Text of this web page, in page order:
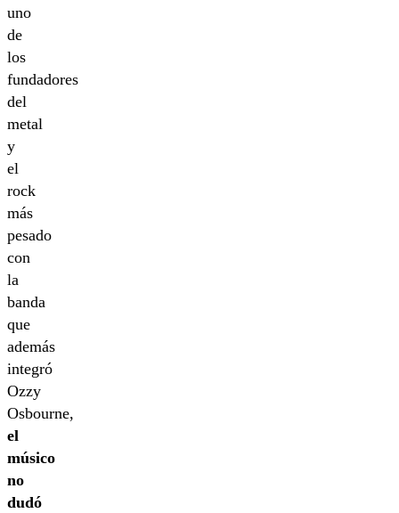
uno
de
los
fundadores
del
metal
y
el
rock
más
pesado
con
la
banda
que
además
integró
Ozzy
Osbourne,
el
músico
no
dudó